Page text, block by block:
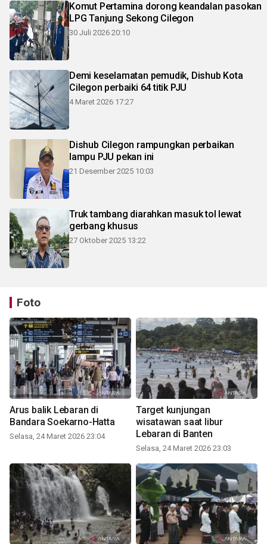
Komut Pertamina dorong keandalan pasokan
LPG Tanjung Sekong Cilegon
30 Juli 2026 20:10
Demi keselamatan pemudik, Dishub Kota
Cilegon perbaiki 64 titik PJU
4 Maret 2026 17:27
Dishub Cilegon rampungkan perbaikan
lampu PJU pekan ini
21 Desember 2025 10:03
Truk tambang diarahkan masuk tol lewat
gerbang khusus
27 Oktober 2025 13:22
Foto
Arus balik Lebaran di
Bandara Soekarno-Hatta
Selasa, 24 Maret 2026 23:04
Target kunjungan
wisatawan saat libur
Lebaran di Banten
Selasa, 24 Maret 2026 23:03